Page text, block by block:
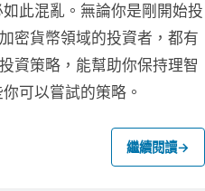
此混亂。無論你是剛開始投
密貨幣領域的投資者，都有
資策略，能幫助你保持理智
可以嘗試的策略。
繼續閱讀→